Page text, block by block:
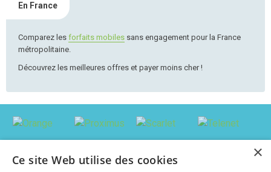
En France
Comparez les forfaits mobiles sans engagement pour la France
métropolitaine.
Découvrez les meilleures offres et payer moins cher !
×
Ce site Web utilise des cookies